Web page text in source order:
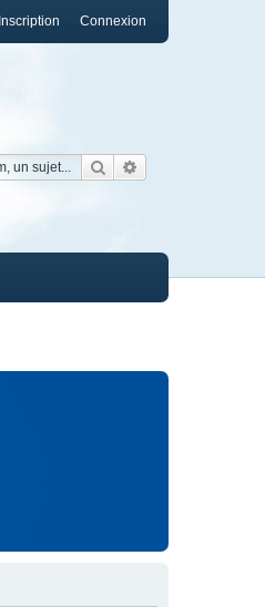
Connexion
Inscription
Rechercher